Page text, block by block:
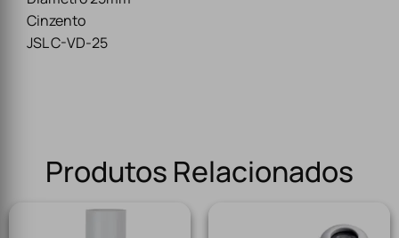
Cinzento
JSL C-VD-25
Produtos Relacionados